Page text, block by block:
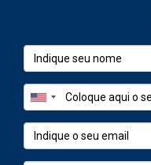
transferência
todas as
Serviços Completos
Internacionais
Ao adquirir imóveis
acesso a um conjunto
Agente de